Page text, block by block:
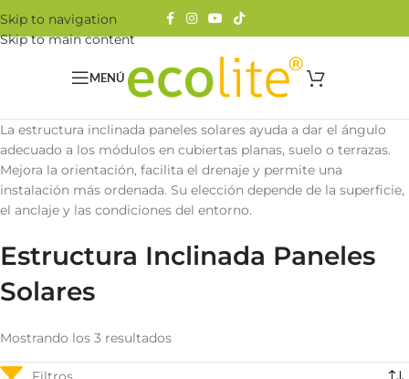
Skip to navigation
Skip to main content
MENÚ
La estructura inclinada paneles solares ayuda a dar el ángulo
adecuado a los módulos en cubiertas planas, suelo o terrazas.
Mejora la orientación, facilita el drenaje y permite una
instalación más ordenada. Su elección depende de la superficie,
el anclaje y las condiciones del entorno.
Estructura Inclinada Paneles
Solares
Mostrando los 3 resultados